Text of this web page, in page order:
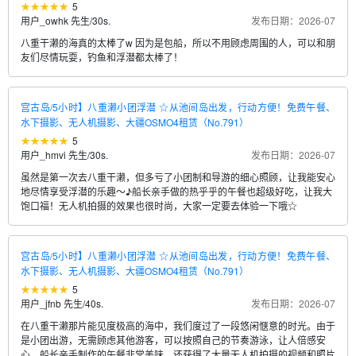
5
用户_owhk 先生/30s.
发布日期：2026-07
八重干濑的海真的太棒了w 因为是包船，所以不用顾虑周围的人，可以和朋
友们尽情玩耍，钓鱼和浮潜都太棒了！
宫古岛/5小时】八重濑小团浮潜 ☆从池间岛出发，行动方便！免费午餐、
水下摄影、无人机摄影、大疆OSMO4租赁（No.791）
5
用户_hmvi 先生/30s.
发布日期：2026-07
虽然是第一次去八重干濑，但多亏了小团制和导游的细心照顾，让我能安心
地尽情享受浮潜的乐趣～♪船长亲手做的热乎乎的午餐也超级好吃，让我大
饱口福！无人机拍摄的效果也很时尚，大家一定要去体验一下哦☆
宫古岛/5小时】八重濑小团浮潜 ☆从池间岛出发，行动方便！免费午餐、
水下摄影、无人机摄影、大疆OSMO4租赁（No.791）
5
用户_jfnb 先生/40s.
发布日期：2026-07
在八重干濑那片能见度极高的海中，我们度过了一段悠闲惬意的时光。由于
是小团出游，无需顾虑其他游客，可以按照自己的节奏游泳，让人倍感安